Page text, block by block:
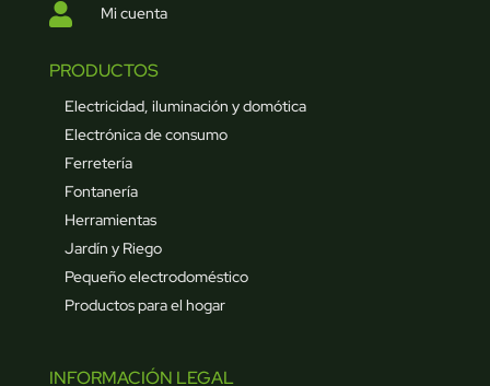
 Mi cuenta
PRODUCTOS
Electricidad, iluminación y domótica
Electrónica de consumo
Ferretería
Fontanería
Herramientas
Jardín y Riego
Pequeño electrodoméstico
Productos para el hogar
INFORMACIÓN LEGAL